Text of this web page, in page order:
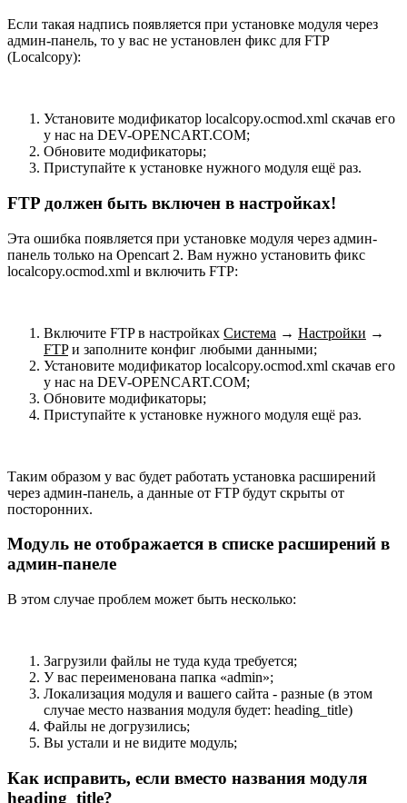
Если такая надпись появляется при установке модуля через
админ-панель, то у вас не установлен фикс для FTP
(Localcopy):
Установите модификатор localcopy.ocmod.xml скачав его
у нас на DEV-OPENCART.COM;
Обновите модификаторы;
Приступайте к установке нужного модуля ещё раз.
FTP должен быть включен в настройках!
Эта ошибка появляется при установке модуля через админ-
панель только на Opencart 2. Вам нужно установить фикс
localcopy.ocmod.xml и включить FTP:
Включите FTP в настройках Система → Настройки →
FTPи заполните конфиг любыми данными;
Установите модификатор localcopy.ocmod.xml скачав его
у нас на DEV-OPENCART.COM;
Обновите модификаторы;
Приступайте к установке нужного модуля ещё раз.
Таким образом у вас будет работать установка расширений
через админ-панель, а данные от FTP будут скрыты от
посторонних.
Модуль не отображается в списке расширений в
админ-панеле
В этом случае проблем может быть несколько:
Загрузили файлы не туда куда требуется;
У вас переименована папка «admin»;
Локализация модуля и вашего сайта - разные (в этом
случае место названия модуля будет: heading_title)
Файлы не догрузились;
Вы устали и не видите модуль;
Как исправить, если вместо названия модуля
heading_title?